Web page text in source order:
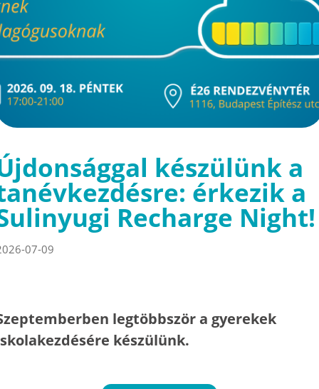
készülünk a
érkezik a
Recharge Night!
07-09
legtöbbször a gyerekek
készülünk.